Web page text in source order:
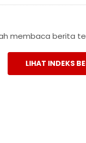
membaca berita
LIHAT INDEKS